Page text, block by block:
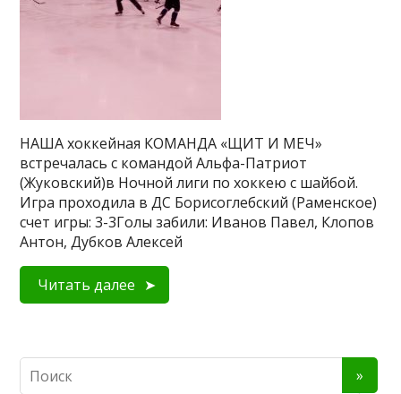
НАША хоккейная КОМАНДА «ЩИТ И МЕЧ»
встречалась с командой Альфа-Патриот
(Жуковский)в Ночной лиги по хоккею с шайбой.
Игра проходила в ДС Борисоглебский (Раменское)
счет игры: 3-3Голы забили: Иванов Павел, Клопов
Антон, Дубков Алексей
Читать далее